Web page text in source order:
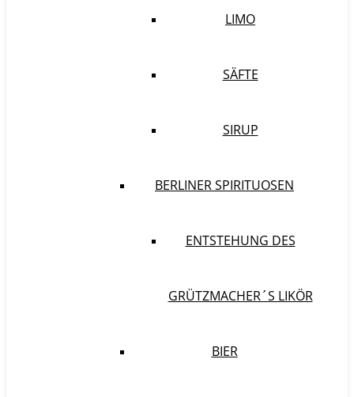
LIMO
SÄFTE
SIRUP
BERLINER SPIRITUOSEN
ENTSTEHUNG DES
GRÜTZMACHER´S LIKÖR
BIER